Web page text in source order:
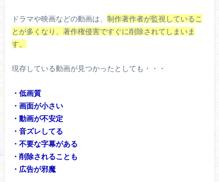
ドラマや映画などの動画は、 制作著作者が監視しているこ
とが多くなり、著作権侵害ですぐに削除されてしまいま
す。
現存している動画が見つかったとしても・・・
・低画質
・画面が小さい
・動画が不安定
・音ズレしてる
・不要な字幕がある
・削除されることも
・広告が邪魔